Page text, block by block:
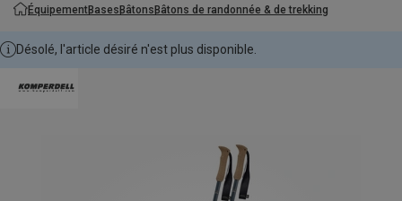
ÉquipementBasesBâtonsBâtons de randonnée & de trekking
Désolé, l'article désiré n'est plus disponible.